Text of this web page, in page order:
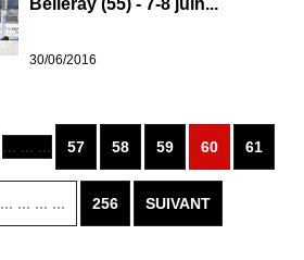
30/06/2016
... ... ... 57 58 59 60 61
... ... ... ... 256 SUIVANT